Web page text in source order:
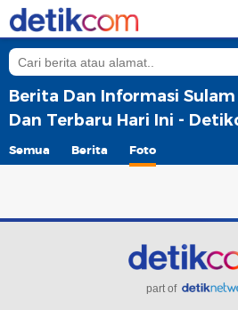
Berita Dan Informasi
Dan Terbaru Hari Ini -
Semua Berita Foto
part of